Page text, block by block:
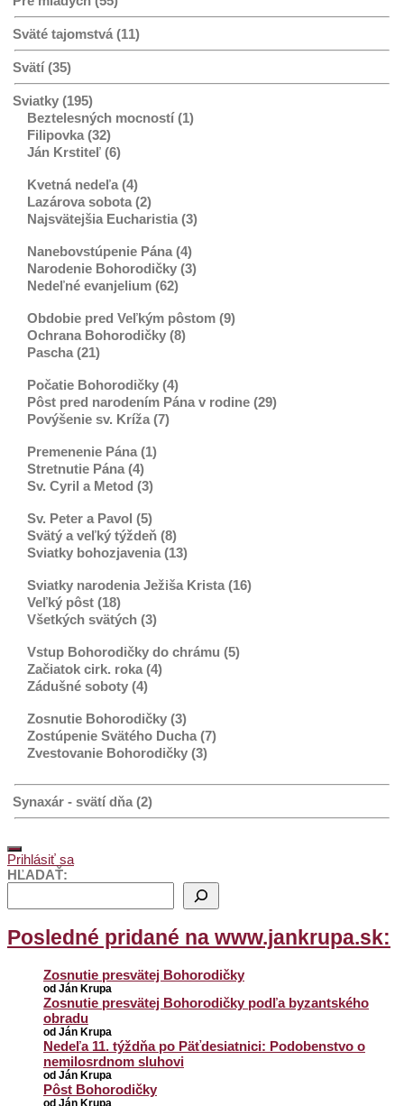
Sväté tajomstvá (11)
Svätí (35)
Sviatky (195)
Beztelesných mocností (1)
Filipovka (32)
Ján Krstiteľ (6)
Kvetná nedeľa (4)
Lazárova sobota (2)
Najsvätejšia Eucharistia (3)
Nanebovstúpenie Pána (4)
Narodenie Bohorodičky (3)
Nedeľné evanjelium (62)
Obdobie pred Veľkým pôstom (9)
Ochrana Bohorodičky (8)
Pascha (21)
Počatie Bohorodičky (4)
Pôst pred narodením Pána v rodine (29)
Povýšenie sv. Kríža (7)
Premenenie Pána (1)
Stretnutie Pána (4)
Sv. Cyril a Metod (3)
Sv. Peter a Pavol (5)
Svätý a veľký týždeň (8)
Sviatky bohozjavenia (13)
Sviatky narodenia Ježiša Krista (16)
Veľký pôst (18)
Všetkých svätých (3)
Vstup Bohorodičky do chrámu (5)
Začiatok cirk. roka (4)
Zádušné soboty (4)
Zosnutie Bohorodičky (3)
Zostúpenie Svätého Ducha (7)
Zvestovanie Bohorodičky (3)
Synaxár - svätí dňa (2)
Prihlásiť sa
HĽADAŤ:
Posledné pridané na www.jankrupa.sk:
Zosnutie presvätej Bohorodičky
od Ján Krupa
Zosnutie presvätej Bohorodičky podľa byzantského
obradu
od Ján Krupa
Nedeľa 11. týždňa po Päťdesiatnici: Podobenstvo o
nemilosrdnom sluhovi
od Ján Krupa
Pôst Bohorodičky
od Ján Krupa